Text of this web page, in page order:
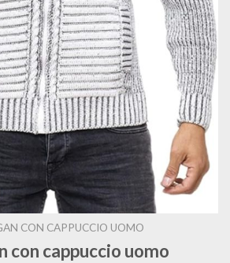
CON CAPPUCCIO UOMO
con cappuccio uomo